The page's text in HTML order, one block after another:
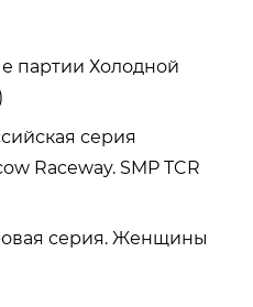
Холодной
серия
Raceway. SMP TCR
серия. Женщины